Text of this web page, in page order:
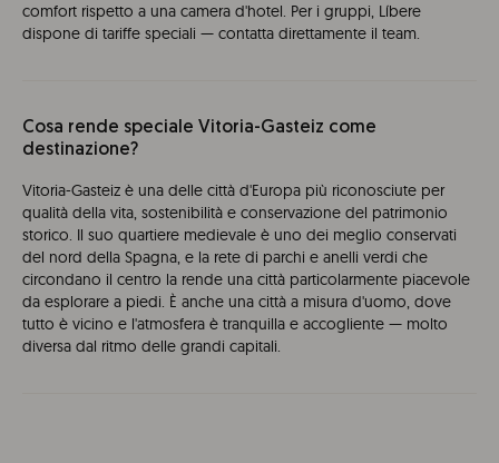
comfort rispetto a una camera d'hotel. Per i gruppi, Líbere
dispone di tariffe speciali — contatta direttamente il team.
Cosa rende speciale Vitoria-Gasteiz come
destinazione?
Vitoria-Gasteiz è una delle città d'Europa più riconosciute per
qualità della vita, sostenibilità e conservazione del patrimonio
storico. Il suo quartiere medievale è uno dei meglio conservati
del nord della Spagna, e la rete di parchi e anelli verdi che
circondano il centro la rende una città particolarmente piacevole
da esplorare a piedi. È anche una città a misura d'uomo, dove
tutto è vicino e l'atmosfera è tranquilla e accogliente — molto
diversa dal ritmo delle grandi capitali.